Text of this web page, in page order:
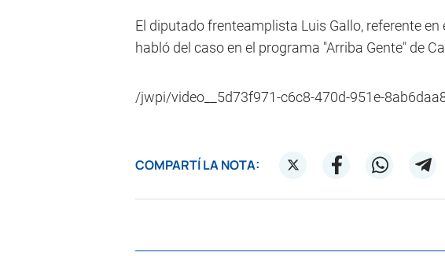
El diputado frenteamplista Luis Gallo, referente
habló del caso en el programa "Arriba Gente" de
/jwpi/video__5d73f971-c6c8-470d-951e-
COMPARTÍ LA NOTA: